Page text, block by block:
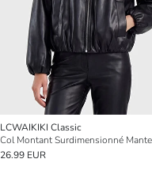
LCWAIKIKI Classic
26.99 EUR